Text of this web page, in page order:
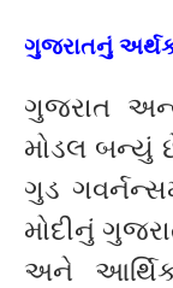
ગુજરાતનું
ગુજરાત
મોડલ બન્યું
ગુડ
મોદીનું
અને